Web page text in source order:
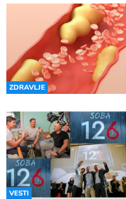
ZDRAVLJE
VESTI